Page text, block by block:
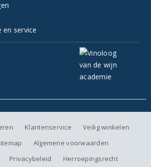
en service
Klantenservice
Veilig winkelen
Algemene voorwaarden
Privacybeleid Herroepingsrecht